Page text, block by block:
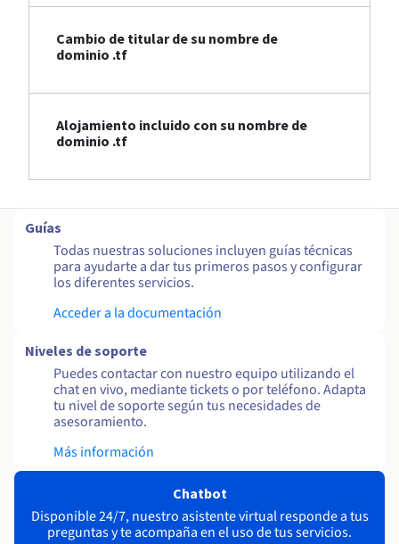
Cambio de titular de su nombre de
dominio .tf
Alojamiento incluido con su nombre de
dominio .tf
Guías
Todas nuestras soluciones incluyen guías técnicas
para ayudarte a dar tus primeros pasos y configurar
los diferentes servicios.
Acceder a la documentación
Niveles de soporte
Puedes contactar con nuestro equipo utilizando el
chat en vivo, mediante tickets o por teléfono. Adapta
tu nivel de soporte según tus necesidades de
asesoramiento.
Más información
Chatbot
Disponible 24/7, nuestro asistente virtual responde a tus
preguntas y te acompaña en el uso de tus servicios.